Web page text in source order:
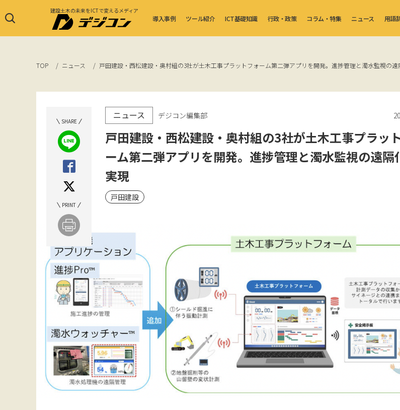
建設土木の未来をICTで変えるメディア
導入事例 ツール紹介 ICT基礎知識 行政・政策 コラム・特集 ニュース 用語
TOP ニュース 戸田建設・西松建設・奥村組の3社が土木工事プラットフォーム第二弾アプリを開発。進捗管理と濁水監視の遠
ニュース デジコン編集部
戸田建設・西松建設・奥村組の3社が土木工事プラッ
ーム第二弾アプリを開発。進捗管理と濁水監視の遠隔
実現
戸田建設
SHARE
PRINT